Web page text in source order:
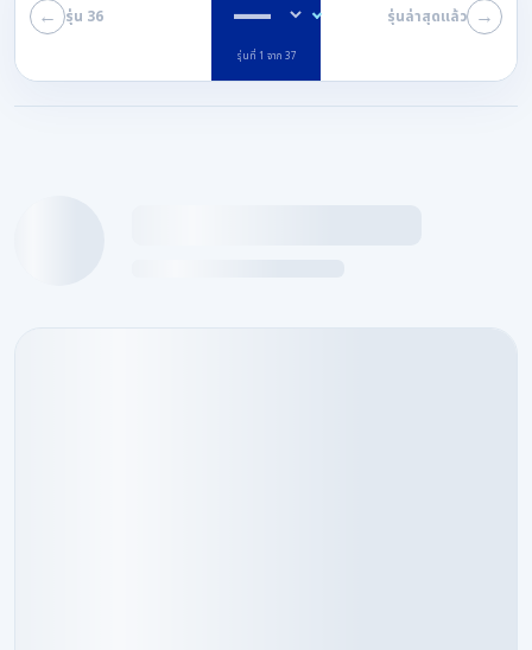
← รุ่น 36
รุ่นที่ 1 จาก 37
รุ่นล่าสุดแล้ว →